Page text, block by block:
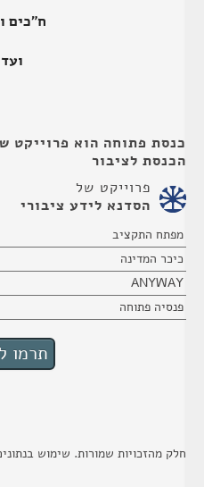
ח"כים
כנסת פתוחה הוא פרוייקט
הכנסת לציבור
פרוייקט של
הסדנא לידע ציבורי
מפתח התקציב
כיכר המדינה
ANYWAY
פנסיה פתוחה
חלק מהזכויות שמורות. שימוש